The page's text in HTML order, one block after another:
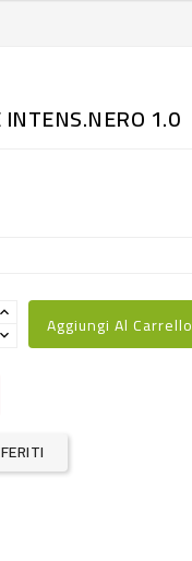
1.0
Aggiungi Al Carrello